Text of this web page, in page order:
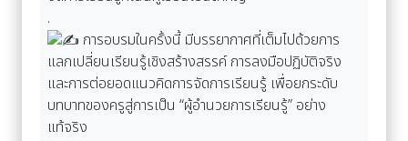
.
การอบรมในครั้งนี้ มีบรรยากาศที่เต็มไปด้วยการ
แลกเปลี่ยนเรียนรู้เชิงสร้างสรรค์ การลงมือปฏิบัติจริง
และการต่อยอดแนวคิดการจัดการเรียนรู้ เพื่อยกระดับ
บทบาทของครูสู่การเป็น “ผู้อำนวยการเรียนรู้” อย่าง
แท้จริง